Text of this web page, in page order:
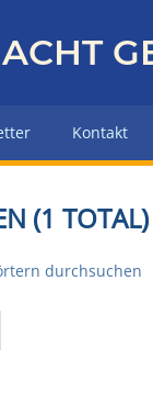
Kontakt
(1 TOTAL)
durchsuchen